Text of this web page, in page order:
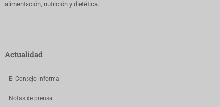
alimentación, nutrición y dietética.
Actualidad
El Consejo informa
Notas de prensa